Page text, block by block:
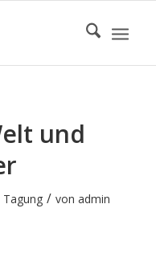
und
Tagung / vonadmin